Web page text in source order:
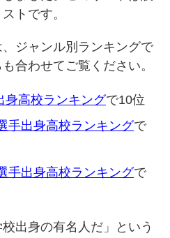
トです。
ジャンル別ランキングで
合わせてご覧ください。
身高校ランキングで10位
手出身高校ランキングで
手出身高校ランキングで
出身の有名人だ」という